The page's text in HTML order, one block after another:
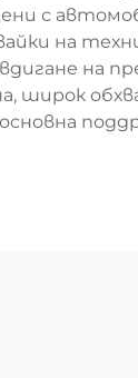
с
на
на
широк